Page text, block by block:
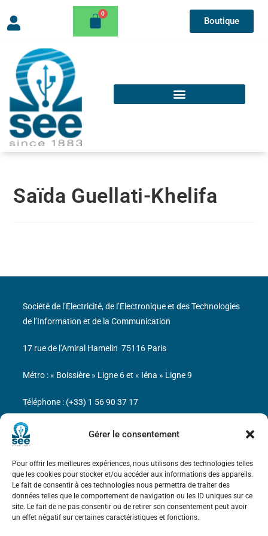
Gérer le consentement
Pour offrir les meilleures expériences, nous utilisons des technologies telles
que les cookies pour stocker et/ou accéder aux informations des appareils.
Le fait de consentir à ces technologies nous permettra de traiter des
données telles que le comportement de navigation ou les ID uniques sur ce
site. Le fait de ne pas consentir ou de retirer son consentement peut avoir
un effet négatif sur certaines caractéristiques et fonctions.
Boutique
Saïda Guellati-Khelifa
Bicentenaire des découvertes d’André-
Marie Ampère
Mentions légales
Société de l’Electricité, de l’Electronique et des Technologies
de l’Information et de la Communication
17 rue de l’Amiral Hamelin 75116 Paris
Métro : « Boissière » Ligne 6 et « Iéna » Ligne 9
Téléphone : (+33) 1 56 90 37 17
N° de SIREN : 785 393 232, Code APE : 9412Z TVA intra-
communautaire : FR44 785 393 232